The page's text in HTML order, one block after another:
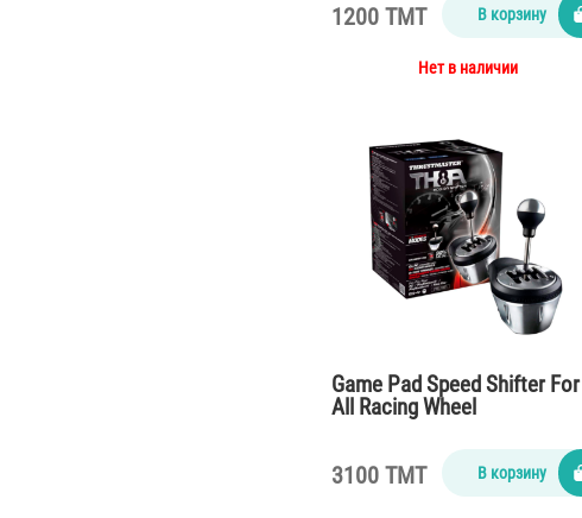
1200 TMT В корзину
Нет в наличии
Game Pad Speed Shifter For
All Racing Wheel
3100 TMT В корзину